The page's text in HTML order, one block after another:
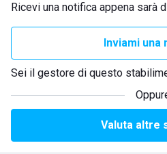
Ricevi una notifica appena sarà
Inviami una
Sei il gestore di questo
Valuta altre